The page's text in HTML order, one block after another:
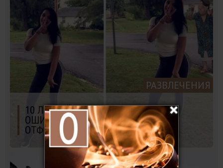
РАЗВЛЕЧЕНИЯ
10 ЛЮДЕЙ, КОТОРЫЕ СДЕЛАЛИ
ОШИБКУ, ПОПРОСИВ ДЖЕЙМСА
ОТФОТОШОПИТЬ ИХ ФОТО